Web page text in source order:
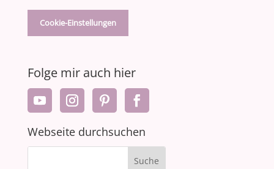
Cookie-Einstellungen
Folge mir auch hier
Webseite durchsuchen